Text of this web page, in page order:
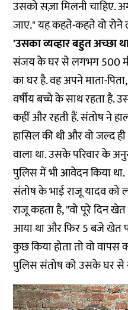
उसको सज़ा मिलनी चाहिए.
जाए." यह कहते-कहते वो रोने
'उसका व्यव्हार बहुत अच्छा
संजय के घर से लगभग 500
का घर है. वह अपने माता-
वर्षीय बच्चे के साथ रहता है.
कहीं और रहती हैं. संतोष ने हाल
हासिल की थी और वो जल्द
वाला था. उसके परिवार के
पुलिस में भी आवेदन किया था.
संतोष के भाई राजू यादव को
राजू कहता है, "वो पूरे दिन
आया था और फिर 5 बजे खेत
कुछ किया होता तो वो वापस
पुलिस संतोष को उसके घर से